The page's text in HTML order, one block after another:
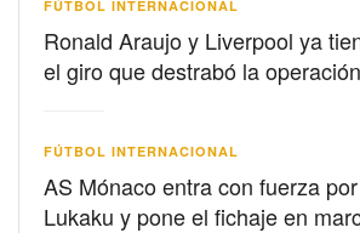
FÚTBOL INTERNACIONAL
Ronald Araujo y Liverpool ya
el giro que destrabó la operación
FÚTBOL INTERNACIONAL
AS Mónaco entra con fuerza
Lukaku y pone el fichaje en